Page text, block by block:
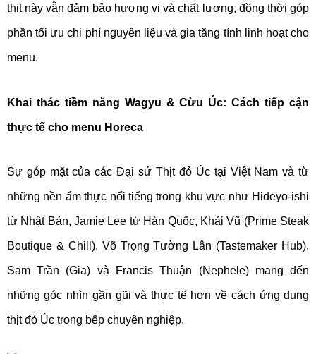
thịt này vẫn đảm bảo hương vị và chất lượng, đồng thời góp
phần tối ưu chi phí nguyên liệu và gia tăng tính linh hoạt cho
menu.
Khai thác tiềm năng Wagyu & Cừu Úc: Cách tiếp cận
thực tế cho menu Horeca
Sự góp mặt của các Đại sứ Thịt đỏ Úc tại Việt Nam và từ
những nền ẩm thực nổi tiếng trong khu vực như Hideyo-ishi
từ Nhật Bản, Jamie Lee từ Hàn Quốc, Khải Vũ (Prime Steak
Boutique & Chill), Võ Trọng Tường Lân (Tastemaker Hub),
Sam Trần (Gia) và Francis Thuận (Nephele) mang đến
những góc nhìn gần gũi và thực tế hơn về cách ứng dụng
thịt đỏ Úc trong bếp chuyên nghiệp.